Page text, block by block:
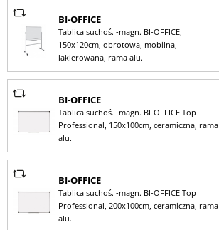
BI-OFFICE
Tablica suchoś. -magn. BI-OFFICE,
150x120cm, obrotowa, mobilna,
lakierowana, rama alu.
BI-OFFICE
Tablica suchoś. -magn. BI-OFFICE Top
Professional, 150x100cm, ceramiczna, rama
alu.
BI-OFFICE
Tablica suchoś. -magn. BI-OFFICE Top
Professional, 200x100cm, ceramiczna, rama
alu.